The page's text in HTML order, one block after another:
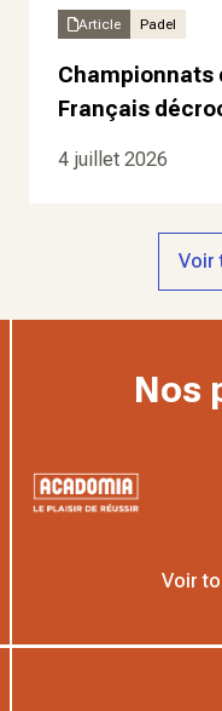
Article Padel
Championnats
Français
4 juillet 2026
Voir
Nos
Voir